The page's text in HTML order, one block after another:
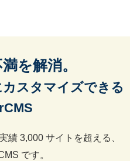
を解消。
スタマイズできる
績 3,000 サイトを超える、
です。